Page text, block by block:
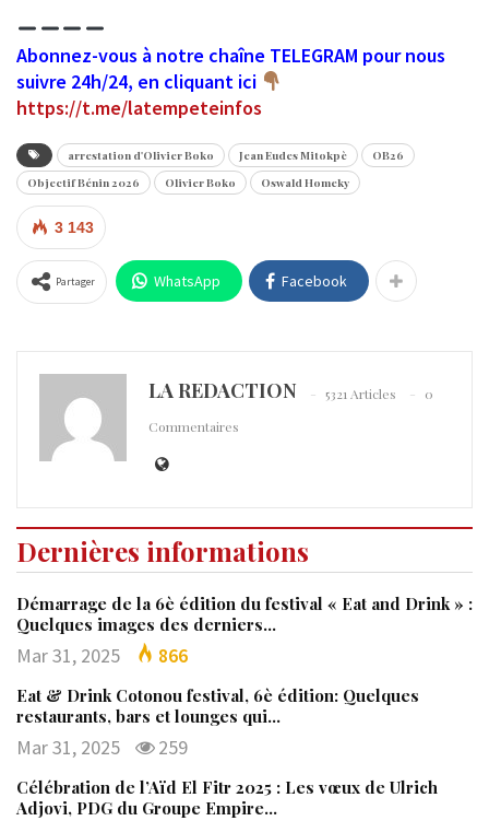
Abonnez-vous à notre chaîne TELEGRAM pour nous
suivre 24h/24, en cliquant ici
https://t.me/latempeteinfos
arrestation d'Olivier Boko Jean Eudes Mitokpè
OB26
Objectif Bénin 2026
Olivier Boko Oswald Homeky
3 143
Partager WhatsApp Facebook
LA REDACTION 5321 Articles
0
Commentaires
Dernières informations
Démarrage de la 6è édition du festival « Eat and Drink » :
Quelques images des derniers…
Mar 31, 2025 866
Eat & Drink Cotonou festival, 6è édition: Quelques
restaurants, bars et lounges qui…
Mar 31, 2025 259
Célébration de l’Aïd El Fitr 2025 : Les vœux de Ulrich
Adjovi, PDG du Groupe Empire…